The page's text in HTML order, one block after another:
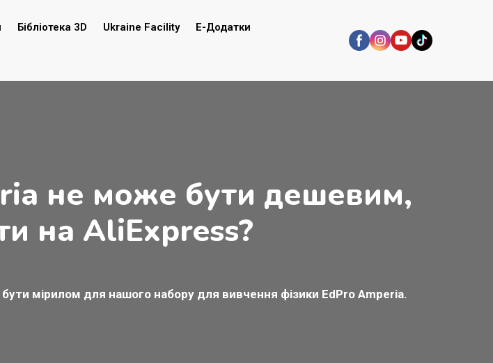
Бібліотека 3D Ukraine Facility E-Додатки
не може бути дешевим,
на AliExpress?
мірилом для нашого набору для вивчення фізики EdPro Amperia.